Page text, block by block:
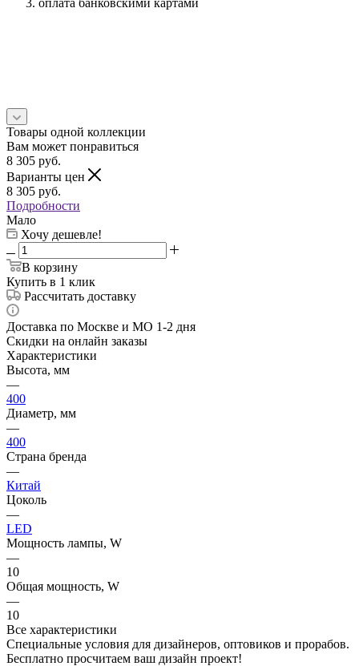
Товары одной коллекции
Вам может понравиться
8 305 руб.
Варианты цен
8 305 руб.
Подробности
Мало
Хочу дешевле!
В корзину
Купить в 1 клик
Рассчитать доставку
Доставка по Москве и МО 1-2 дня
Скидки на онлайн заказы
Характеристики
Высота, мм
—
400
Диаметр, мм
—
400
Страна бренда
—
Китай
Цоколь
—
LED
Мощность лампы, W
—
10
Общая мощность, W
—
10
Все характеристики
Специальные условия для дизайнеров, оптовиков и прорабов.
Бесплатно просчитаем ваш дизайн проект!